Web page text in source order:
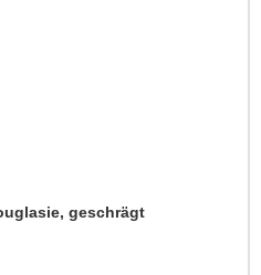
geschrägt